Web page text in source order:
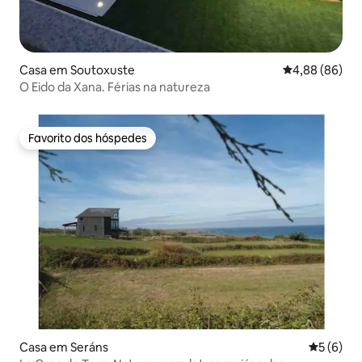
Casa em Soutoxuste Classificação
4,88 (86)
O Eido da Xana. Férias na natureza
Favorito dos hóspedes
Favorito dos hóspedes
Casa em Seráns
5 (6)